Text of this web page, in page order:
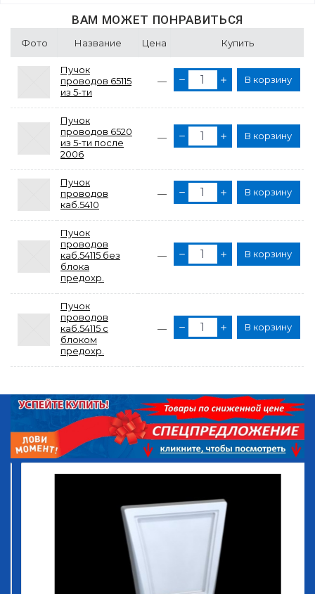
ВАМ МОЖЕТ ПОНРАВИТЬСЯ
Фото Название Цена Купить
Пучок
проводов 65115
из 5-ти
— В корзину
Пучок
проводов 6520
из 5-ти после
2006
— В корзину
Пучок
проводов
каб.5410
— В корзину
Пучок
проводов
каб.54115 без
блока
предохр.
— В корзину
Пучок
проводов
каб.54115 с
блоком
предохр.
— В корзину